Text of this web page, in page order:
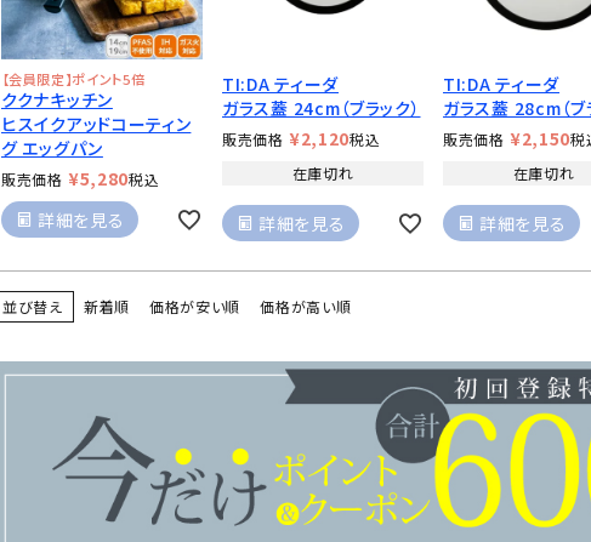
【会員限定】ポイント5倍
ククナキッチン
ヒスイクアッドコーティン
グ エッグパン
販売価格 ¥5,280税込
詳細を見る
TI:DA ティーダ
ガラス蓋 24cm（ブラック）
販売価格 ¥2,120税込
在庫切れ
詳細を見る
TI:DA ティーダ
ガラス蓋 28cm（ブ
販売価格 ¥2,150税
在庫切れ
詳細を見る
並び替え 新着順 価格が安い順 価格が高い順